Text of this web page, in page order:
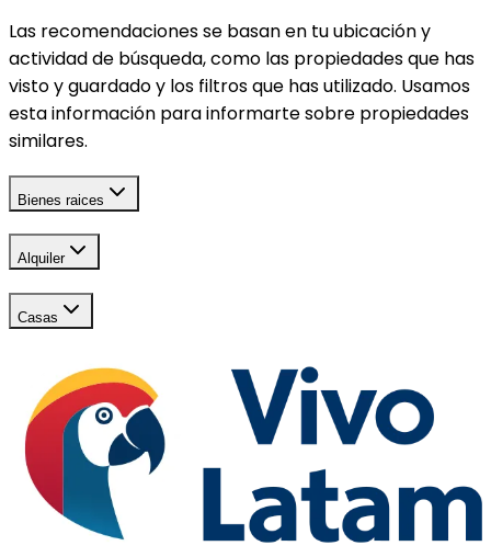
Las recomendaciones se basan en tu ubicación y
actividad de búsqueda, como las propiedades que has
visto y guardado y los filtros que has utilizado. Usamos
esta información para informarte sobre propiedades
similares.
Bienes raices
Alquiler
Casas